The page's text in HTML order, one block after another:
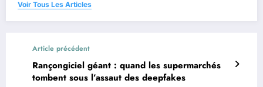
Voir Tous Les Articles
Article précédent
Rançongiciel géant : quand les supermarchés
tombent sous l’assaut des deepfakes